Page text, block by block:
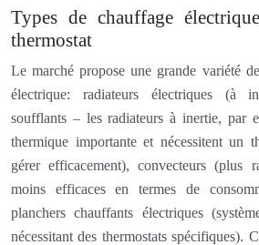
Types de chauffage
thermostat
Le marché propose une grande variété
électrique: radiateurs électriques (à
soufflants – les radiateurs à inertie, par
thermique importante et nécessitent un
gérer efficacement), convecteurs (plus
moins efficaces en termes de
planchers chauffants électriques
nécessitant des thermostats spécifiques).